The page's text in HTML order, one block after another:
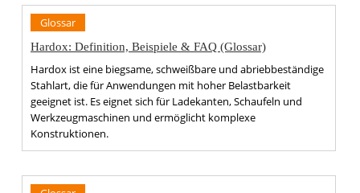
Glossar
Hardox: Definition, Beispiele & FAQ (Glossar)
Hardox ist eine biegsame, schweißbare und abriebbeständige
Stahlart, die für Anwendungen mit hoher Belastbarkeit
geeignet ist. Es eignet sich für Ladekanten, Schaufeln und
Werkzeugmaschinen und ermöglicht komplexe
Konstruktionen.